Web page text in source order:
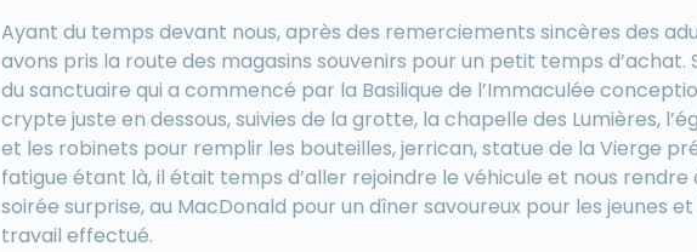
Ayant du temps devant nous, après des remerciements sincères des
avons pris la route des magasins souvenirs pour un petit temps d’achat.
du sanctuaire qui a commencé par la Basilique de l’Immaculée
crypte juste en dessous, suivies de la grotte, la chapelle des Lumières,
et les robinets pour remplir les bouteilles, jerrican, statue de la Vierge
fatigue étant là, il était temps d’aller rejoindre le véhicule et nous rendre
soirée surprise, au MacDonald pour un dîner savoureux pour les jeunes
travail effectué.